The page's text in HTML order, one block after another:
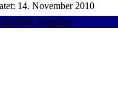
14. November 2010
Germany